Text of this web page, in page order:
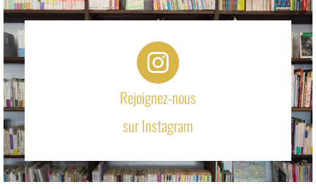
Rejoignez-nous
sur Instagram